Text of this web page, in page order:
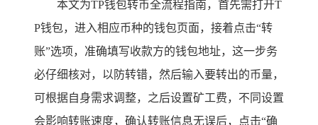
本文为TP钱包转币全流程指南，首先需打开T
P钱包，进入相应币种的钱包页面，接着点击“转
账”选项，准确填写收款方的钱包地址，这一步务
必仔细核对，以防转错，然后输入要转出的币量，
可根据自身需求调整，之后设置矿工费，不同设置
会影响转账速度，确认转账信息无误后，点击“确